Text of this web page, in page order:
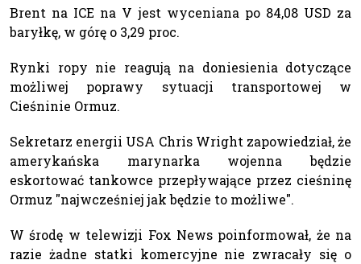
Brent na ICE na V jest wyceniana po 84,08 USD za
baryłkę, w górę o 3,29 proc.
Rynki ropy nie reagują na doniesienia dotyczące
możliwej poprawy sytuacji transportowej w
Cieśninie Ormuz.
Sekretarz energii USA Chris Wright zapowiedział, że
amerykańska marynarka wojenna będzie
eskortować tankowce przepływające przez cieśninę
Ormuz "najwcześniej jak będzie to możliwe".
W środę w telewizji Fox News poinformował, że na
razie żadne statki komercyjne nie zwracały się o